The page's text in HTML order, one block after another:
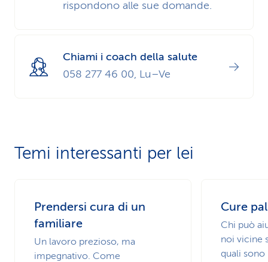
rispondono alle sue domande.
Chiami i coach della salute
058 277 46 00, Lu–Ve
Temi interessanti per lei
Prendersi cura di un
familiare
Un lavoro prezioso, ma
impegnativo. Come
Cure
Chi può
noi vicine
quali sono